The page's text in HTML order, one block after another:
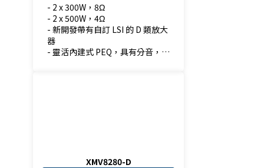
- 2 x 300W，8Ω
- 2 x 500W，4Ω
- 新開發帶有自訂 LSI 的 D 類放大
器
- 靈活內建式 PEQ，具有分音，濾
XMV8280-D